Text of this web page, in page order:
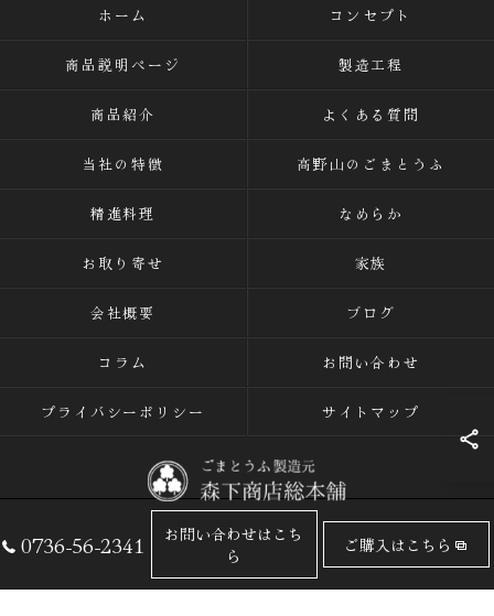
0736-56-2341
お問い合わせはこち
ら
ご購入はこちら
ホーム コンセプト
商品説明ページ 製造工程
商品紹介 よくある質問
当社の特徴 高野山のごまとうふ
精進料理 なめらか
お取り寄せ 家族
会社概要 ブログ
コラム お問い合わせ
プライバシーポリシー サイトマップ
© 2026 ごまとうふの専門店なら有限会社森下商店総本舗 ALL RIGHTS
RESERVED.